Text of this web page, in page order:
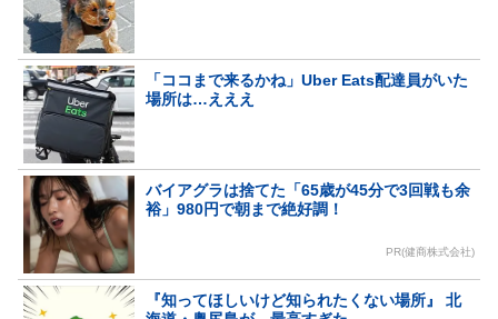
「ココまで来るかね」Uber Eats配達員がいた
場所は…えええ
バイアグラは捨てた「65歳が45分で3回戦も余
裕」980円で朝まで絶好調！
PR(健商株式会社)
『知ってほしいけど知られたくない場所』 北